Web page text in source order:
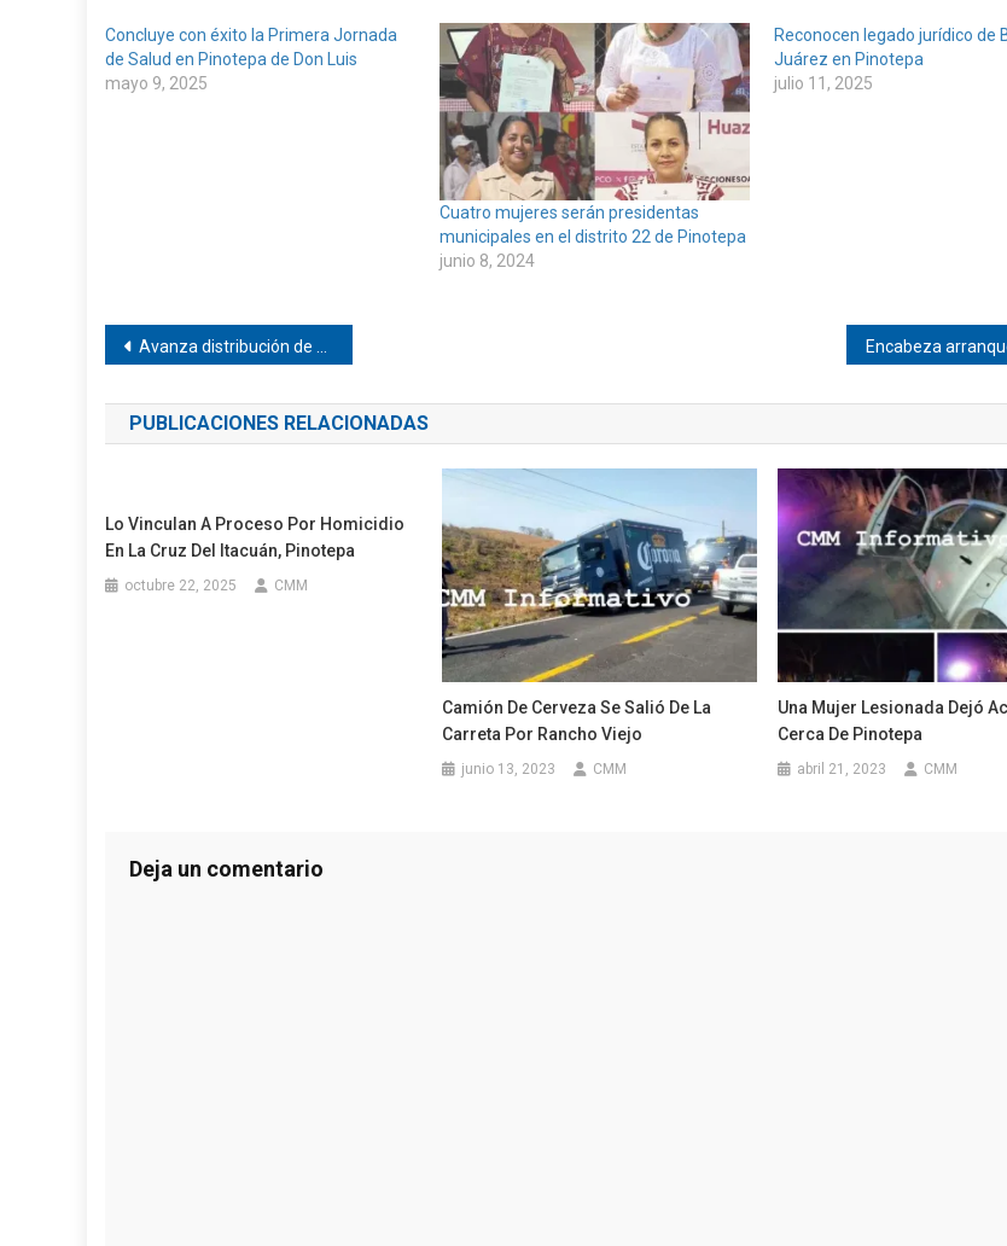
Concluye con éxito la Primera Jornada
de Salud en Pinotepa de Don Luis
mayo 9, 2025
Cuatro mujeres serán presidentas
municipales en el distrito 22 de Pinotepa
junio 8, 2024
Reconocen legado jurídico de
Juárez en Pinotepa
julio 11, 2025
Navegación
de
entradas
Avanza distribución de medicamentos en Oaxaca; registran 85.5% de cobertura
PUBLICACIONES RELACIONADAS
Lo Vinculan A Proceso Por Homicidio
En La Cruz Del Itacuán, Pinotepa
octubre 22, 2025 CMM
Camión De Cerveza Se Salió De La
Carreta Por Rancho Viejo
junio 13, 2023 CMM
Una Mujer Lesionada Dejó
Cerca De Pinotepa
abril 21, 2023 CMM
Deja un comentario